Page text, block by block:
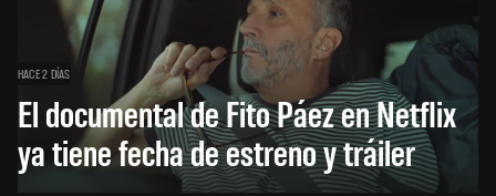
HACE 2 DÍAS
El documental de Fito Páez en Netflix
ya tiene fecha de estreno y tráiler